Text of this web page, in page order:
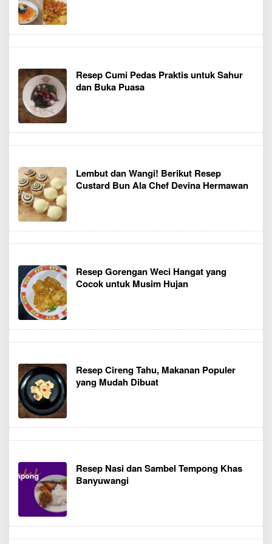
Resep Cumi Pedas Praktis untuk Sahur
dan Buka Puasa
Lembut dan Wangi! Berikut Resep
Custard Bun Ala Chef Devina Hermawan
Resep Gorengan Weci Hangat yang
Cocok untuk Musim Hujan
Resep Cireng Tahu, Makanan Populer
yang Mudah Dibuat
Resep Nasi dan Sambel Tempong Khas
Banyuwangi